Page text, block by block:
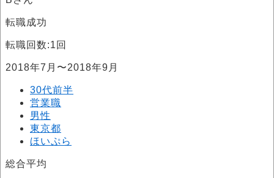
転職成功
転職回数:1回
2018年7月〜2018年9月
30代前半
営業職
男性
東京都
ほいぷら
総合平均